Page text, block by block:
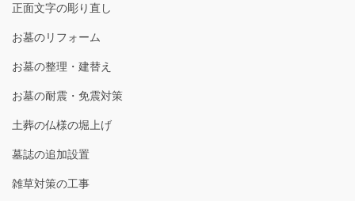
正面文字の彫り直し
お墓のリフォーム
お墓の整理・建替え
お墓の耐震・免震対策
土葬の仏様の堀上げ
墓誌の追加設置
雑草対策の工事